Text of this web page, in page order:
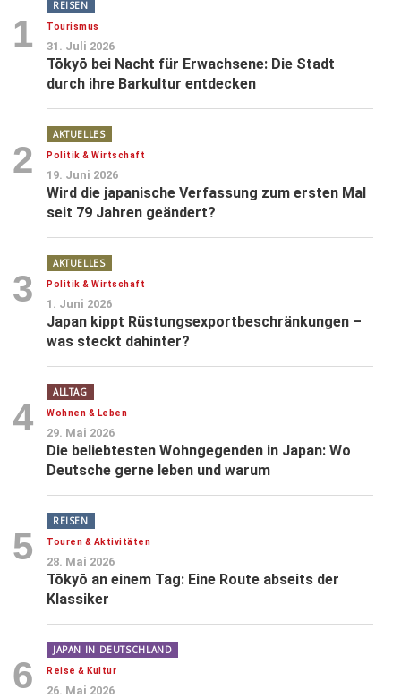
1
REISEN
Tourismus
31. Juli 2026
Tōkyō bei Nacht für Erwachsene: Die Stadt
durch ihre Barkultur entdecken
2
AKTUELLES
Politik & Wirtschaft
19. Juni 2026
Wird die japanische Verfassung zum ersten Mal
seit 79 Jahren geändert?
3
AKTUELLES
Politik & Wirtschaft
1. Juni 2026
Japan kippt Rüstungsexportbeschränkungen –
was steckt dahinter?
4
ALLTAG
Wohnen & Leben
29. Mai 2026
Die beliebtesten Wohngegenden in Japan: Wo
Deutsche gerne leben und warum
5
REISEN
Touren & Aktivitäten
28. Mai 2026
Tōkyō an einem Tag: Eine Route abseits der
Klassiker
6
JAPAN IN DEUTSCHLAND
Reise & Kultur
26. Mai 2026